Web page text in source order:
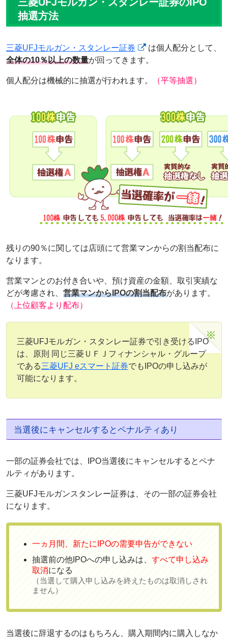
抽選方法
三菱UFJモルガン・スタンレー証券
は個人配分として、
全体の10％以上の数量が回ってきます。
個人配分は機械的に抽選が行われます。 （平等抽選）
残りの90％に関しては店頭にて営業マンからの割当配布に
なります。
営業マンとのお付き合いや、預け資産の金額、取引実績な
どが考慮され、 営業マンからIPOの割当配布があります。
（上位顧客より配布）
三菱UFJモルガン・スタンレー証券で引き受けるIPO
は、原則 同じ三菱ＵＦＪフィナンシャル・グループ
である三菱UFJ eスマート証券でもIPOの申し込みが
可能になります。
当選後にキャンセルするとペナルティあり
一部の証券会社では、IPO当選後にキャンセルするとペナ
ルティがあります。
三菱UFJモルガンスタンレー証券は、その一部の証券会社
になります。
一ヵ月間、新たにIPOの需要申告ができない
抽選前の他IPOへの申し込みは、 すべて申し込み
取消になる
（当選して購入申し込みを終えたものは取消しされ
ません）
当選後に辞退するのはもちろん、購入期間内に購入しなか